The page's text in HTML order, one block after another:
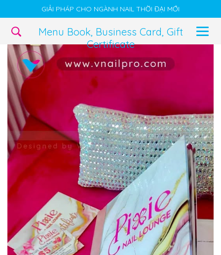
GIẢI PHÁP CHO NGÀNH NAIL THỜI ĐẠI MỚI
Menu Book, Business Card, Gift
Certificate